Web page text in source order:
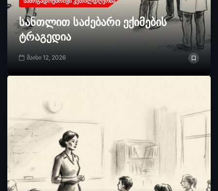
სანთლით საძებარი ექიმების
ტრაგედია
მაისი 12, 2026